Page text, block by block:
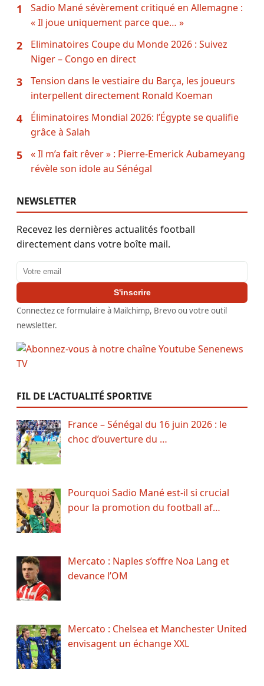
1
Sadio Mané sévèrement critiqué en Allemagne :
« Il joue uniquement parce que… »
2
Eliminatoires Coupe du Monde 2026 : Suivez
Niger – Congo en direct
3
Tension dans le vestiaire du Barça, les joueurs
interpellent directement Ronald Koeman
4
Éliminatoires Mondial 2026: l’Égypte se qualifie
grâce à Salah
5
« Il m’a fait rêver » : Pierre-Emerick Aubameyang
révèle son idole au Sénégal
NEWSLETTER
Recevez les dernières actualités football
directement dans votre boîte mail.
Adresse email
S'inscrire
Connectez ce formulaire à Mailchimp, Brevo ou votre outil
newsletter.
FIL DE L’ACTUALITÉ SPORTIVE
France – Sénégal du 16 juin 2026 : le
choc d’ouverture du …
Pourquoi Sadio Mané est-il si crucial
pour la promotion du football af…
Mercato : Naples s’offre Noa Lang et
devance l’OM
Mercato : Chelsea et Manchester United
envisagent un échange XXL